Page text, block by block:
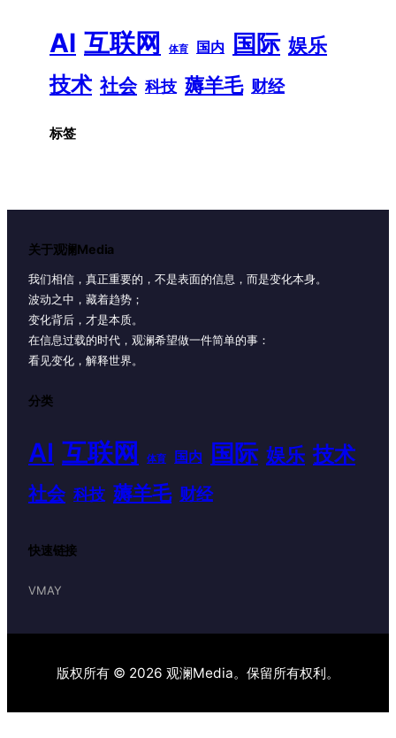
AI 互联网 体育 国内 国际 娱乐
技术 社会 科技 薅羊毛 财经
标签
关于观澜Media
我们相信，真正重要的，不是表面的信息，而是变化本身。
波动之中，藏着趋势；
变化背后，才是本质。
在信息过载的时代，观澜希望做一件简单的事：
看见变化，解释世界。
分类
AI 互联网 体育 国内 国际 娱乐 技术
社会 科技 薅羊毛 财经
快速链接
VMAY
版权所有 © 2026 观澜Media。保留所有权利。